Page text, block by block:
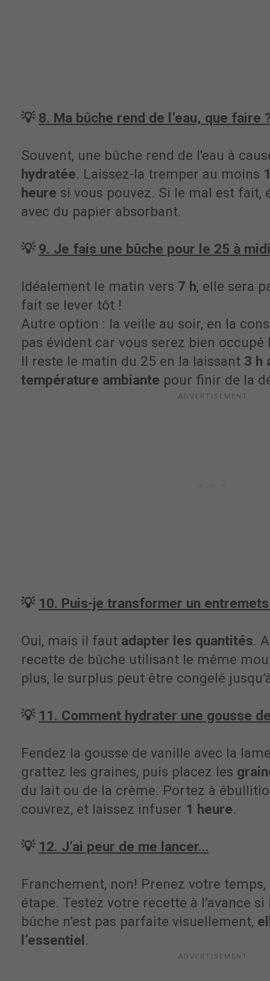
💡 8. Ma bûche rend de l’eau, que faire
Souvent, une bûche rend de l'eau à
hydratée. Laissez-la tremper au moins
heure si vous pouvez. Si le mal est fait,
avec du papier absorbant.
💡 9. Je fais une bûche pour le 25 à
Idéalement le matin vers 7 h, elle sera
fait se lever tôt !
Autre option : la veille au soir, en la
pas évident car vous serez bien occupé
Il reste le matin du 25 en la laissant 3 h
température ambiante pour finir de la
💡 10. Puis-je transformer un
Oui, mais il faut adapter les quantités.
recette de bûche utilisant le même
plus, le surplus peut être congelé
💡 11. Comment hydrater une gousse
Fendez la gousse de vanille avec la
grattez les graines, puis placez les
du lait ou de la crème. Portez à
couvrez, et laissez infuser 1 heure.
💡 12. J’ai peur de me lancer…
Franchement, non! Prenez votre
étape. Testez votre recette à l’avance
bûche n’est pas parfaite visuellement,
l’essentiel.